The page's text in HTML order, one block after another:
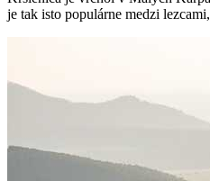
je tak isto populárne medzi